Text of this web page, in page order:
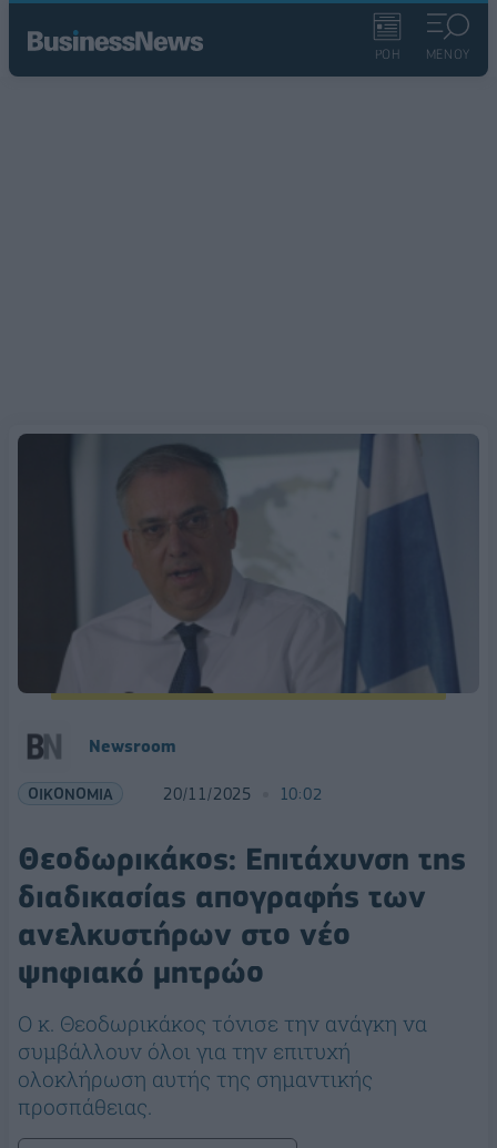
ΡΟΗ ΜΕΝΟΥ
Newsroom
ΟΙΚΟΝΟΜΙΑ 20/11/2025 10:02
Θεοδωρικάκος: Επιτάχυνση της
διαδικασίας απογραφής των
ανελκυστήρων στο νέο
ψηφιακό μητρώο
Ο κ. Θεοδωρικάκος τόνισε την ανάγκη να
συμβάλλουν όλοι για την επιτυχή
ολοκλήρωση αυτής της σημαντικής
προσπάθειας.